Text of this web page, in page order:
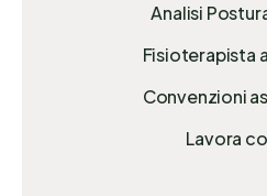
Analisi
Fisioterapista
Convenzioni
Lavora